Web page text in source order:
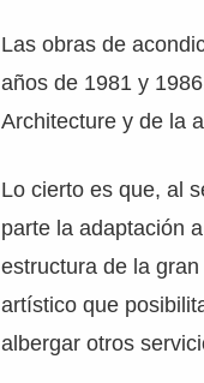
Las obras de
años de 1981 y
Architecture y de la
Lo cierto es que, al
parte la adaptación
estructura de la
artístico que
albergar otros